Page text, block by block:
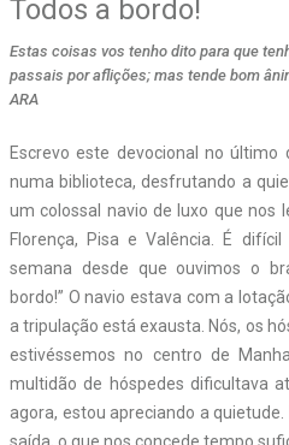
Todos a bordo!
Estas coisas vos tenho dito para que
passais por aflições; mas tende bom
ARA
Escrevo este devocional no último
numa biblioteca, desfrutando a
um colossal navio de luxo que nos
Florença, Pisa e Valência. É
semana desde que ouvimos o
bordo!” O navio estava com a
a tripulação está exausta. Nós, os
estivéssemos no centro de
multidão de hóspedes dificultava
agora, estou apreciando a
saída, o que nos concede tempo